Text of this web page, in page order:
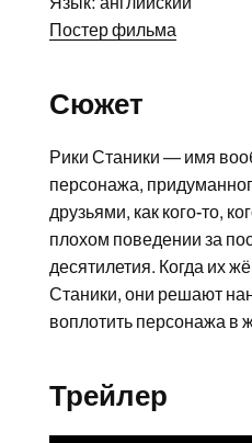
Постер фильма
Сюжет
Рики Станики — имя
персонажа,
друзьями, как кого-то,
плохом поведении за
десятилетия. Когда их
Станики, они решают
воплотить персонажа в
Трейлер